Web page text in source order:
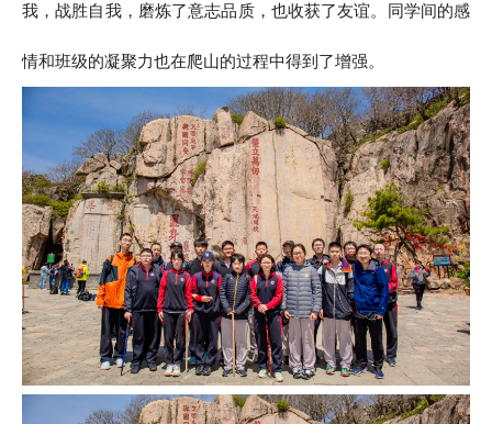
我，战胜自我，磨炼了意志品质，也收获了友谊。同学间的感
情和班级的凝聚力也在爬山的过程中得到了增强。